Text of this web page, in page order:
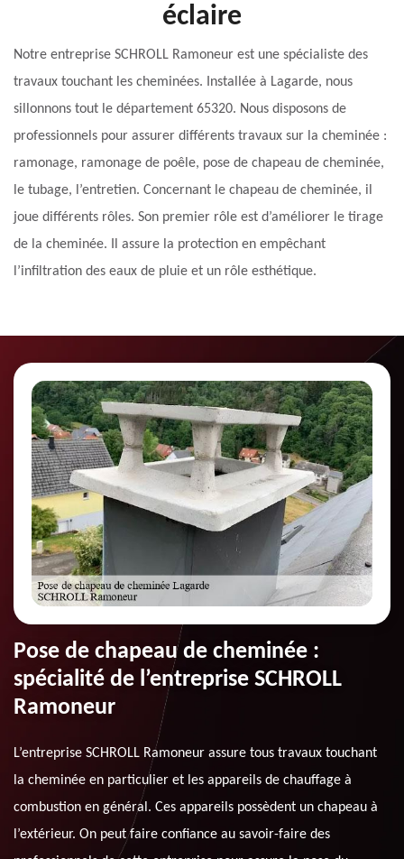
éclaire
Notre entreprise SCHROLL Ramoneur est une spécialiste des
travaux touchant les cheminées. Installée à Lagarde, nous
sillonnons tout le département 65320. Nous disposons de
professionnels pour assurer différents travaux sur la cheminée :
ramonage, ramonage de poêle, pose de chapeau de cheminée,
le tubage, l’entretien. Concernant le chapeau de cheminée, il
joue différents rôles. Son premier rôle est d’améliorer le tirage
de la cheminée. Il assure la protection en empêchant
l’infiltration des eaux de pluie et un rôle esthétique.
Pose de chapeau de cheminée :
spécialité de l’entreprise SCHROLL
Ramoneur
L’entreprise SCHROLL Ramoneur assure tous travaux touchant
la cheminée en particulier et les appareils de chauffage à
combustion en général. Ces appareils possèdent un chapeau à
l’extérieur. On peut faire confiance au savoir-faire des